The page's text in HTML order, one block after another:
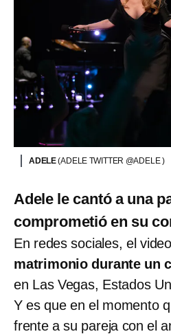
ADELE(ADELE TWITTER @ADELE )
Adele le cantó a una
comprometió en su
En redes sociales, el
matrimonio durante un
en Las Vegas, Estados
Y es que en el momento
frente a su pareja con el